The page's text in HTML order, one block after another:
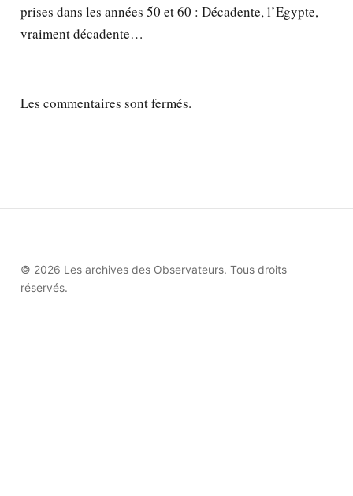
prises dans les années 50 et 60 : Décadente, l’Egypte,
vraiment décadente…
Les commentaires sont fermés.
© 2026 Les archives des Observateurs. Tous droits
réservés.